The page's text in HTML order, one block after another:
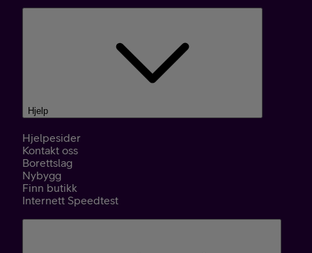
Hjelp
Hjelpesider
Kontakt oss
Borettslag
Nybygg
Finn butikk
Internett Speedtest